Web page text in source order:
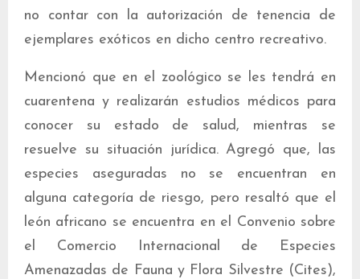
no contar con la autorización de tenencia de
ejemplares exóticos en dicho centro recreativo.
Mencionó que en el zoológico se les tendrá en
cuarentena y realizarán estudios médicos para
conocer su estado de salud, mientras se
resuelve su situación jurídica. Agregó que, las
especies aseguradas no se encuentran en
alguna categoría de riesgo, pero resaltó que el
león africano se encuentra en el Convenio sobre
el Comercio Internacional de Especies
Amenazadas de Fauna y Flora Silvestre (Cites),